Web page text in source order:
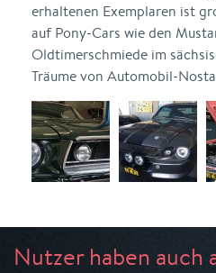
erhaltenen Exemplaren ist
auf Pony-Cars wie den
Oldtimerschmiede im
Träume von Automobil-
Nutzer haben auch